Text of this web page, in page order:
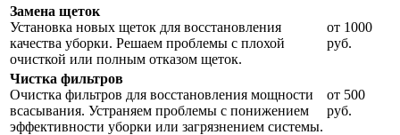
Замена щеток
Установка новых щеток для восстановления
качества уборки. Решаем проблемы с плохой
очисткой или полным отказом щеток.
от 1000
руб.
Чистка фильтров
Очистка фильтров для восстановления мощности
всасывания. Устраняем проблемы с понижением
эффективности уборки или загрязнением системы.
от 500
руб.